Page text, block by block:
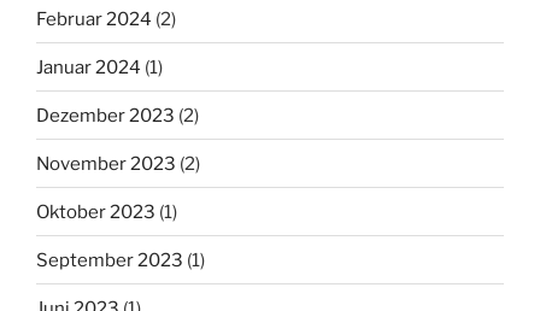
Februar 2024 (2)
Januar 2024 (1)
Dezember 2023 (2)
November 2023 (2)
Oktober 2023 (1)
September 2023 (1)